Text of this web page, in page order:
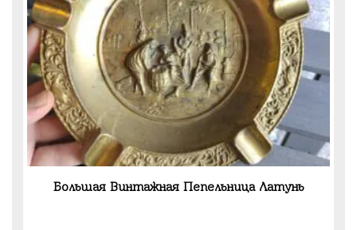
Большая Винтажная Пепельница Латунь